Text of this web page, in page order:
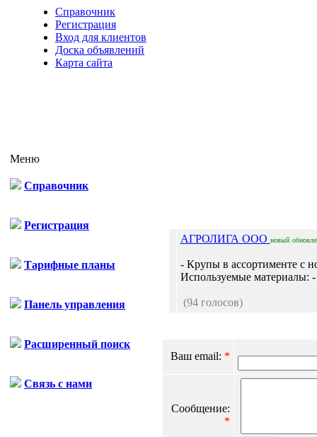
Справочник
Регистрация
Вход для клиентов
Доска объявлений
Карта сайта
Меню
Справочник
Регистрация
Тарифные планы
Панель управления
Расширенный поиск
Связь с нами
АГРОЛИГА ООО новый
- Крупы в ассортименте с
Используемые материалы:
(94 голосов)
Ваш email: *
Сообщение:
*